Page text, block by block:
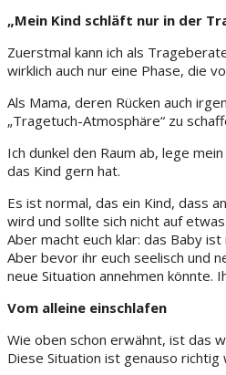
„Mein Kind schläft nur in der
Zuerstmal kann ich als
wirklich auch nur eine Phase, die
Als Mama, deren Rücken auch
„Tragetuch-Atmosphäre“ zu
Ich dunkel den Raum ab, lege
das Kind gern hat.
Es ist normal, das ein Kind, dass
wird und sollte sich nicht auf
Aber macht euch klar: das Baby
Aber bevor ihr euch seelisch und
neue Situation annehmen könnte.
Vom alleine einschlafen
Wie oben schon erwähnt, ist das
Diese Situation ist genauso richtig